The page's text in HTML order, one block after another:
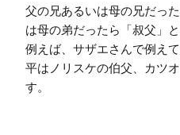
父の兄あるいは母の兄だっ
は母の弟だったら「叔父」と
例えば、サザエさんで例え
平はノリスケの伯父、カツ
す。